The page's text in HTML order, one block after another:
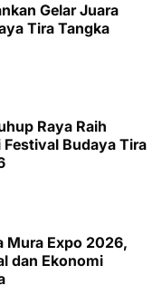
Gelar Juara
Tira Tangka
Raya Raih
Festival Budaya Tira
Mura Expo 2026,
dan Ekonomi